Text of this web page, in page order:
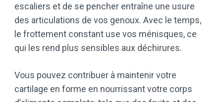
escaliers et de se pencher entraîne une usure
des articulations de vos genoux. Avec le temps,
le frottement constant use vos ménisques, ce
qui les rend plus sensibles aux déchirures.
Vous pouvez contribuer à maintenir votre
cartilage en forme en nourrissant votre corps